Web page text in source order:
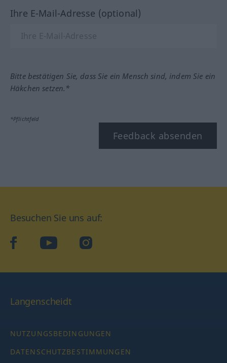
Ihre E-Mail-Adresse (optional)
Bitte bestätigen Sie, dass Sie ein Mensch sind, indem Sie ein
Häkchen setzen.*
*Pflichtfeld
Feedback absenden
Besuchen Sie uns auf:
facebookYouTube Instagram
Langenscheidt
NUTZUNGSBEDINGUNGEN
DATENSCHUTZBESTIMMUNGEN